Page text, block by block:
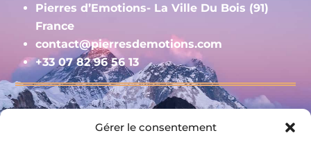
Gérer le consentement
Pierres d’Emotions- La Ville Du Bois (91)
France
contact@pierresdemotions.com
+33 07 82 96 56 13